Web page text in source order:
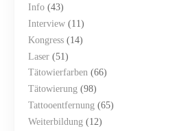
Info (43)
Interview (11)
Kongress (14)
Laser (51)
Tätowierfarben (66)
Tätowierung (98)
Tattooentfernung (65)
Weiterbildung (12)